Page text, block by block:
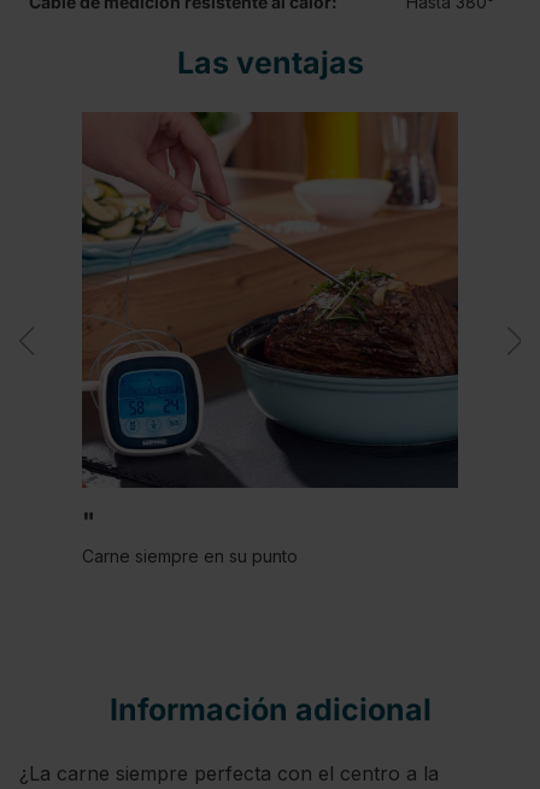
Las ventajas
"
Carne siempre en su punto
Información adicional
¿La carne siempre perfecta con el centro a la